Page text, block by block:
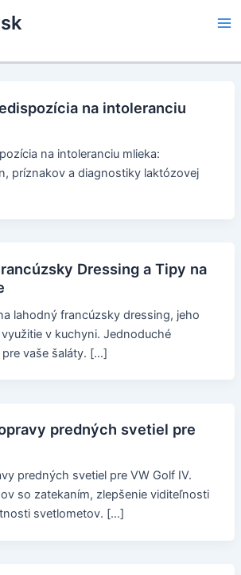
na intoleranciu
na intoleranciu mlieka:
príznakov a diagnostiky laktózovej
Dressing a Tipy na
lahodný francúzsky dressing, jeho
v kuchyni. Jednoduché
vaše šaláty. […]
predných svetiel pre
predných svetiel pre VW Golf IV.
so zatekaním, zlepšenie viditeľnosti
svetlometov. […]